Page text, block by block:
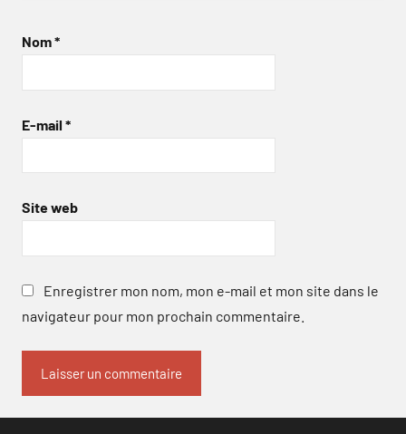
Nom*
E-mail *
Site web
Enregistrer mon nom, mon e-mail et mon site dans le
navigateur pour mon prochain commentaire.